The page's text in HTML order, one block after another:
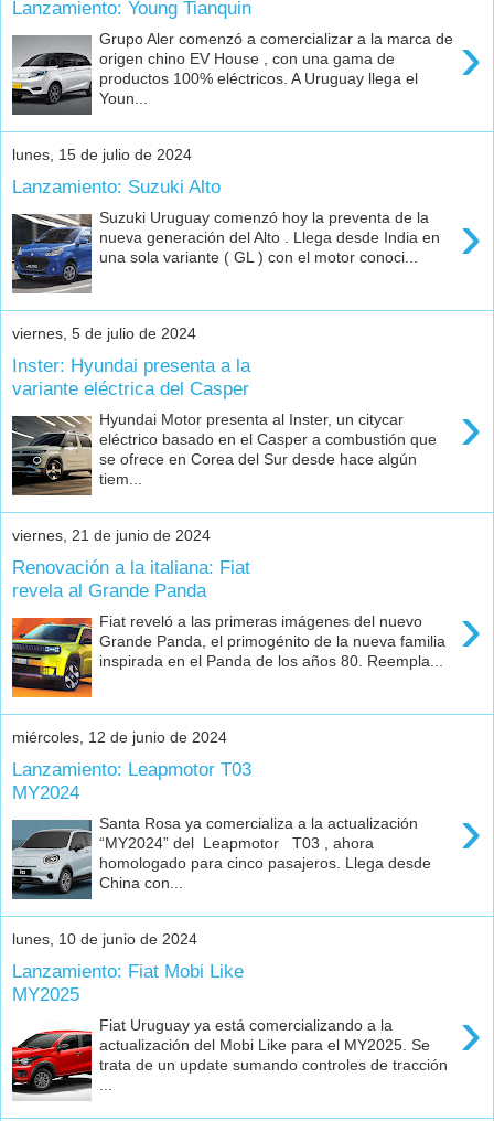
Lanzamiento: Young Tianquin
›
Grupo Aler comenzó a comercializar a la marca de
origen chino EV House , con una gama de
productos 100% eléctricos. A Uruguay llega el
Youn...
lunes, 15 de julio de 2024
Lanzamiento: Suzuki Alto
›
Suzuki Uruguay comenzó hoy la preventa de la
nueva generación del Alto . Llega desde India en
una sola variante ( GL ) con el motor conoci...
viernes, 5 de julio de 2024
Inster: Hyundai presenta a la
variante eléctrica del Casper
›
Hyundai Motor presenta al Inster, un citycar
eléctrico basado en el Casper a combustión que
se ofrece en Corea del Sur desde hace algún
tiem...
viernes, 21 de junio de 2024
Renovación a la italiana: Fiat
revela al Grande Panda
›
Fiat reveló a las primeras imágenes del nuevo
Grande Panda, el primogénito de la nueva familia
inspirada en el Panda de los años 80. Reempla...
miércoles, 12 de junio de 2024
Lanzamiento: Leapmotor T03
MY2024
›
Santa Rosa ya comercializa a la actualización
“MY2024” del Leapmotor T03 , ahora
homologado para cinco pasajeros. Llega desde
China con...
lunes, 10 de junio de 2024
Lanzamiento: Fiat Mobi Like
MY2025
›
Fiat Uruguay ya está comercializando a la
actualización del Mobi Like para el MY2025. Se
trata de un update sumando controles de tracción
...